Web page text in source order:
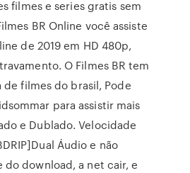
filmes e series gratis sem
BR Online você assiste
de 2019 em HD 480p,
O Filmes BR tem
filmes do brasil, Pode
para assistir mais
e Dublado. Velocidade
Áudio e não
do download, a net cair, e